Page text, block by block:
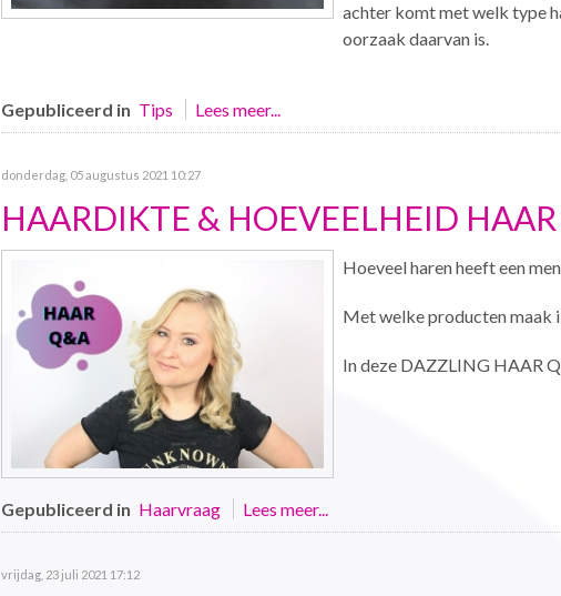
achter komt met welk type
oorzaak daarvan is.
Gepubliceerd in Tips Lees meer...
donderdag, 05 augustus 2021 10:27
HAARDIKTE & HOEVEELHEID
Hoeveel haren heeft een
Met welke producten maak
In deze DAZZLING HAAR
Gepubliceerd in Haarvraag Lees meer...
vrijdag, 23 juli 2021 17:12